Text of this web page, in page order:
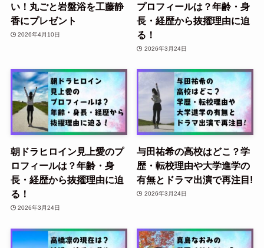
い！丸ごと岩盤浴を工藤静
香にプレゼント
2026年4月10日
プロフィールは？年齢・身
長・経歴から抜擢理由に迫
る！
2026年3月24日
朝ドラヒロイン見上愛のプ
ロフィールは？年齢・身
長・経歴から抜擢理由に迫
る！
2026年3月24日
与田祐希の高校はどこ？学
歴・転校理由や大学進学の
有無とドラマ出演で再注目!
2026年3月24日